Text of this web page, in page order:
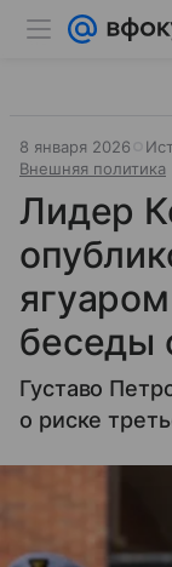
8 января 2026
Внешняя политика
Лидер
беседы
Густаво
о риске